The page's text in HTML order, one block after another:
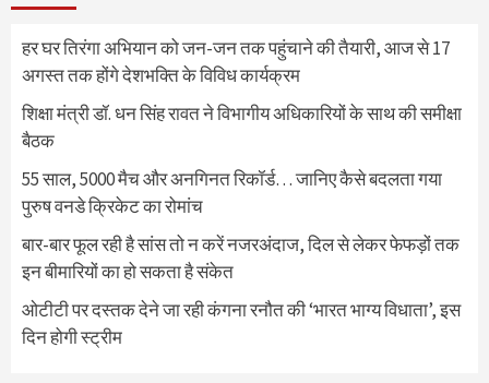
हर घर तिरंगा अभियान को जन-जन तक पहुंचाने की तैयारी, आज से 17
अगस्त तक होंगे देशभक्ति के विविध कार्यक्रम
शिक्षा मंत्री डॉ. धन सिंह रावत ने विभागीय अधिकारियों के साथ की समीक्षा
बैठक
55 साल, 5000 मैच और अनगिनत रिकॉर्ड… जानिए कैसे बदलता गया
पुरुष वनडे क्रिकेट का रोमांच
बार-बार फूल रही है सांस तो न करें नजरअंदाज, दिल से लेकर फेफड़ों तक
इन बीमारियों का हो सकता है संकेत
ओटीटी पर दस्तक देने जा रही कंगना रनौत की ‘भारत भाग्य विधाता’, इस
दिन होगी स्ट्रीम